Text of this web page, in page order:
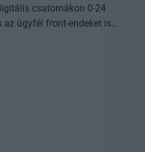
csatornákon 0-24
az ügyfél front-endeket is
illetve az egyes
korábban
MIt kezdünk a
a kérdésekre is